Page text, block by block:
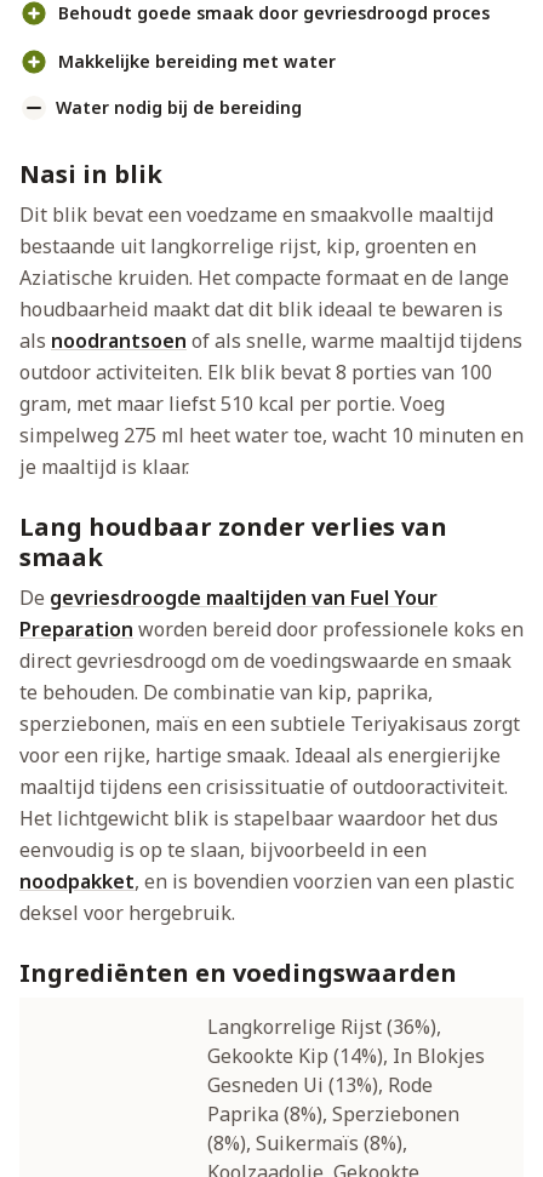
Behoudt goede smaak door gevriesdroogd proces
Makkelijke bereiding met water
Water nodig bij de bereiding
Nasi in blik
Dit blik bevat een voedzame en smaakvolle maaltijd
bestaande uit langkorrelige rijst, kip, groenten en
Aziatische kruiden. Het compacte formaat en de lange
houdbaarheid maakt dat dit blik ideaal te bewaren is
als noodrantsoen of als snelle, warme maaltijd tijdens
outdoor activiteiten. Elk blik bevat 8 porties van 100
gram, met maar liefst 510 kcal per portie. Voeg
simpelweg 275 ml heet water toe, wacht 10 minuten en
je maaltijd is klaar.
Lang houdbaar zonder verlies van
smaak
De gevriesdroogde maaltijden van Fuel Your
Preparation worden bereid door professionele koks en
direct gevriesdroogd om de voedingswaarde en smaak
te behouden. De combinatie van kip, paprika,
sperziebonen, maïs en een subtiele Teriyakisaus zorgt
voor een rijke, hartige smaak. Ideaal als energierijke
maaltijd tijdens een crisissituatie of outdooractiviteit.
Het lichtgewicht blik is stapelbaar waardoor het dus
eenvoudig is op te slaan, bijvoorbeeld in een
noodpakket, en is bovendien voorzien van een plastic
deksel voor hergebruik.
Ingrediënten en voedingswaarden
Langkorrelige Rijst (36%),
Gekookte Kip (14%), In Blokjes
Gesneden Ui (13%), Rode
Paprika (8%), Sperziebonen
(8%), Suikermaïs (8%),